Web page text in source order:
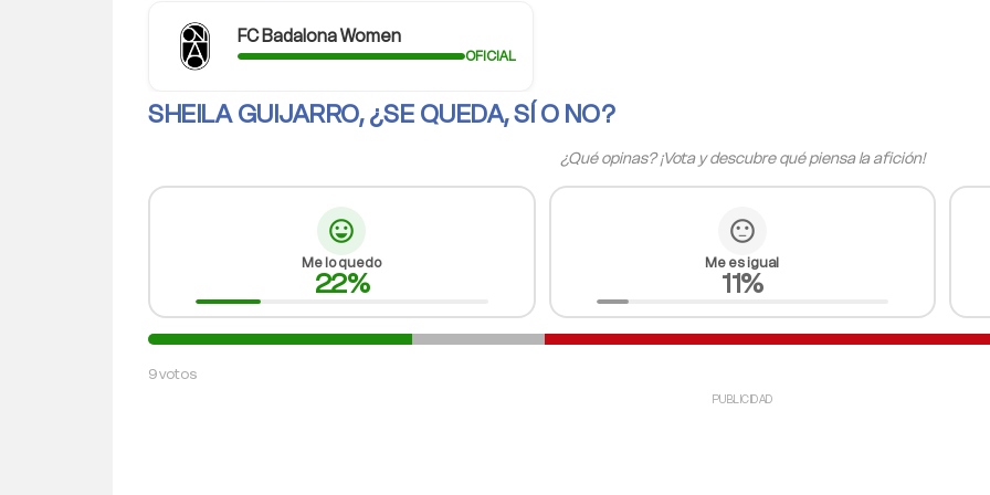
FC Badalona Women
OFICIAL
SHEILA GUIJARRO, ¿SE QUEDA, SÍ O NO?
¿Qué opinas? ¡Vota y descubre qué piensa la afición!
sentiment_very_satisfied
Me lo quedo
22%
sentiment_neutral
Me es igual
11%
9 votos
PUBLICIDAD